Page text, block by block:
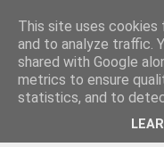
This site uses
and to analyze traffic.
shared with Google
metrics to ensure
statistics, and to